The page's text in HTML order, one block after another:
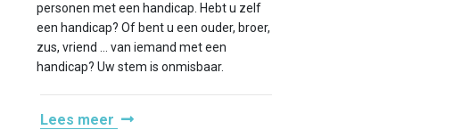
personen met een handicap. Hebt u zelf
een handicap? Of bent u een ouder, broer,
zus, vriend … van iemand met een
handicap? Uw stem is onmisbaar.
Lees meer